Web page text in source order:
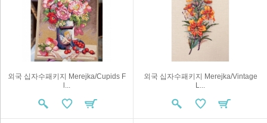
외국 십자수패키지 Merejka/Cupids F
l...
외국 십자수패키지 Merejka/Vintage
L...